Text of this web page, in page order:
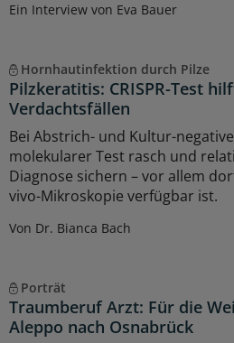
Ein Interview von Eva Bauer
Hornhautinfektion durch Pilze
Pilzkeratitis: CRISPR-Test
Verdachtsfällen
Bei Abstrich- und Kultur-
molekularer Test rasch und
Diagnose sichern – vor allem
vivo-Mikroskopie verfügbar ist.
Von Dr. Bianca Bach
Porträt
Traumberuf Arzt: Für die
Aleppo nach Osnabrück